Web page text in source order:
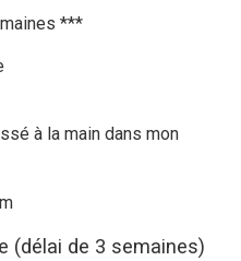
***
à la main dans mon
(délai de 3 semaines)